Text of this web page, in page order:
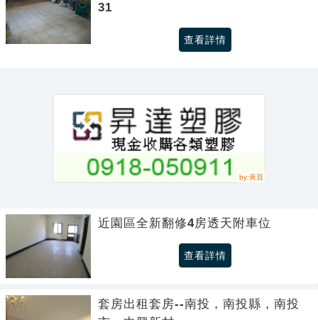
31
查看詳情
近園區全新翻修4房透天附車位
查看詳情
套房出租套房--南投，南投縣，南投